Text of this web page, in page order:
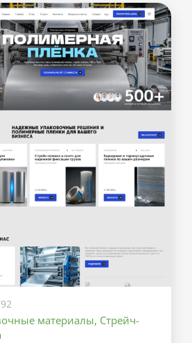
материалы, Стрейч-